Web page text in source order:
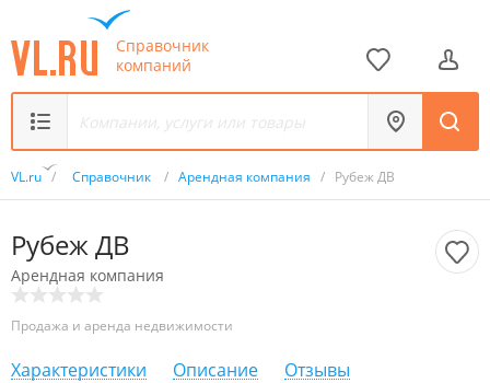
Справочник
компаний
VL.ru / Справочник / Арендная компания / Рубеж ДВ
Рубеж ДВ
Арендная компания
Продажа и аренда недвижимости
Характеристики Описание Отзывы